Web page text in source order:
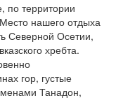
по территории
Место нашего отдыха
Северной Осетии,
хребта.
гор, густые
Танадон,